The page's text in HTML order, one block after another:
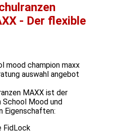
- Der flexible
MAXX ist der
School Mood und
Eigenschaften:
FidLock